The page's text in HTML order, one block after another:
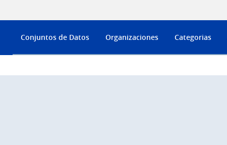
Conjuntos de Datos Organizaciones Categorias